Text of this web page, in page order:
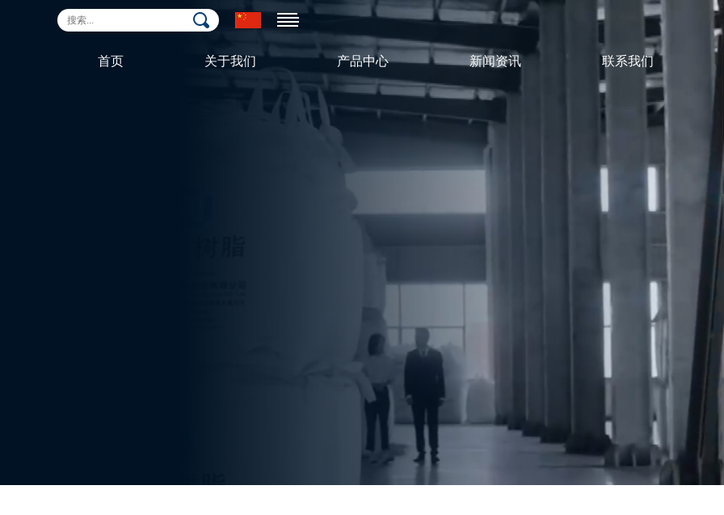
首页 关于我们 产品中心 新闻资讯 联系我们